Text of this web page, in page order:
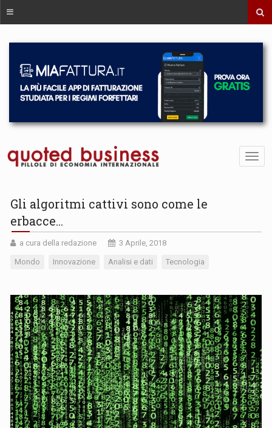
Gli algoritmi cattivi sono come le
erbacce...
a cura della redazione 3 Aprile, 2018
Mondo Innovazione Analisi e dati Tecnologia